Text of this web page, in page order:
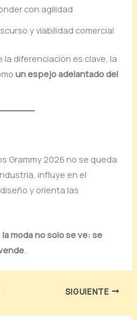
con agilidad
y viabilidad comercial
diferenciación es clave, la
un espejo adelantado del
Grammy 2026 no se queda
influye en el
y orienta las
la moda no solo se ve: se
SIGUIENTE